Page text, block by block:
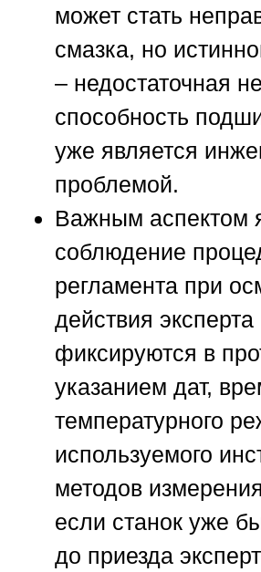
может стать
смазка, но
– недостаточная
способность
уже является
проблемой.
Важным аспектом
соблюдение
регламента при
действия эксперта
фиксируются в
указанием дат,
температурного
используемого
методов
если станок уже
до приезда